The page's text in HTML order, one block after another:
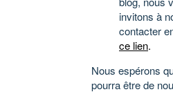
invitons à
contacter
ce lien.
Nous espérons
pourra être de